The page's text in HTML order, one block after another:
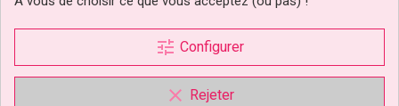
tune Configurer
clear Rejeter